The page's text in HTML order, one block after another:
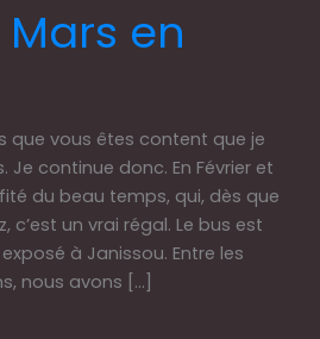
en
que vous êtes content que je
Je continue donc. En Février et
du beau temps, qui, dès que
c’est un vrai régal. Le bus est
à Janissou. Entre les
nous avons […]